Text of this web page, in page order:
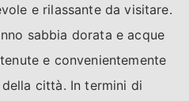
e rilassante da visitare.
sabbia dorata e acque
e convenientemente
città. In termini di